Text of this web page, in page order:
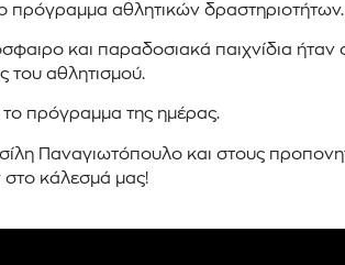
πρόγραμμα αθλητικών δραστηριοτήτων.
και παραδοσιακά παιχνίδια
του αθλητισμού.
το πρόγραμμα της ημέρας.
Παναγιωτόπουλο και στους
στο κάλεσμά μας!